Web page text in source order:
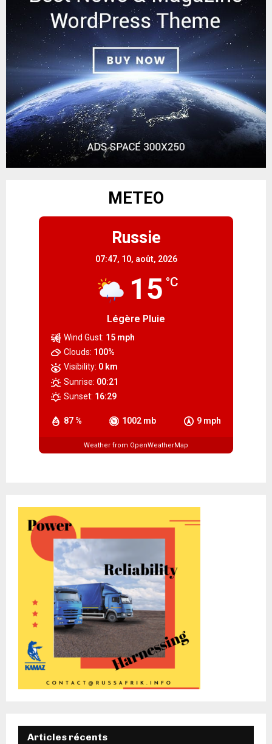
METEO
Russie
07:47, 10, août, 2026
15 °C
Légère Pluie
87 % 1002 mb 9 mph
Wind Gust: 15 mph
Clouds: 100%
Visibility: 0 km
Sunrise: 00:21
Sunset: 16:29
Weather from OpenWeatherMap
Articles récents